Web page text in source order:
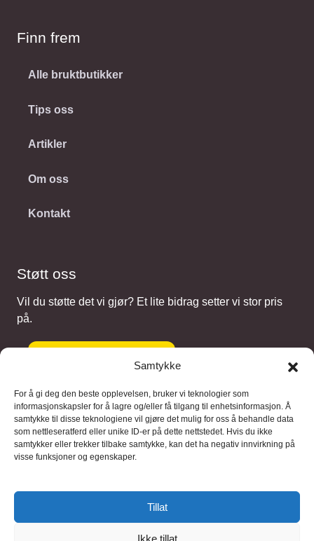
Samtykke
For å gi deg den beste opplevelsen, bruker vi teknologier som
informasjonskapsler for å lagre og/eller få tilgang til enhetsinformasjon. Å
samtykke til disse teknologiene vil gjøre det mulig for oss å behandle data
som nettleseratferd eller unike ID-er på dette nettstedet. Hvis du ikke
samtykker eller trekker tilbake samtykke, kan det ha negativ innvirkning på
visse funksjoner og egenskaper.
Tillat
Ikke tillat
Finn frem
Alle bruktbutikker
Tips oss
Artikler
Om oss
Kontakt
Støtt oss
Vil du støtte det vi gjør? Et lite bidrag setter vi stor pris
på.
Gi et bidrag
Samarbeidspartnere
Blaaregn – digitale tjenester